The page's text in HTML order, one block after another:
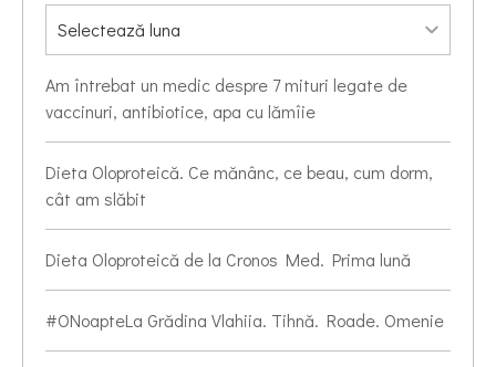
Am întrebat un medic despre 7 mituri legate de
vaccinuri, antibiotice, apa cu lămîie
Dieta Oloproteică. Ce mănânc, ce beau, cum dorm,
cât am slăbit
Dieta Oloproteică de la Cronos Med. Prima lună
#ONoapteLa Grădina Vlahiia. Tihnă. Roade. Omenie